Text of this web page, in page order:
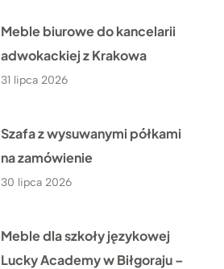
Meble biurowe do kancelarii
adwokackiej z Krakowa
31 lipca 2026
Szafa z wysuwanymi półkami
na zamówienie
30 lipca 2026
Meble dla szkoły językowej
Lucky Academy w Biłgoraju –